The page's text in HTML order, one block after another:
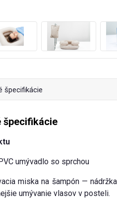
špecifikácie
špecifikácie
umývadlo so sprchou
miska na šampón —
umývanie vlasov v posteli.